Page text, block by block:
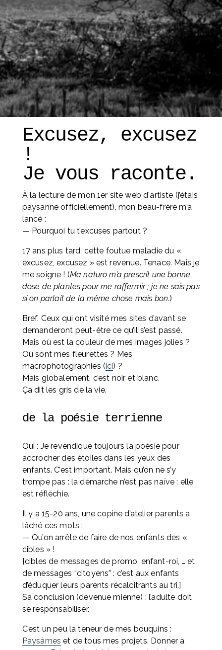
Excusez, excusez
!
À la lecture de mon 1er site web d'artiste (j’étais
paysanne officiellement), mon beau-frère m’a
lancé :
— Pourquoi tu t’excuses partout ?
17 ans plus tard, cette foutue maladie du «
excusez, excusez » est revenue. Tenace. Mais je
me soigne ! (Ma naturo m’a prescrit une bonne
dose de plantes pour me raffermir ; je ne sais pas
si on parlait de la même chose mais bon.)
Bref. Ceux qui ont visité mes sites d’avant se
demanderont peut-être ce qu’il s’est passé.
Mais où est la couleur de mes images jolies ?
Où sont mes fleurettes ? Mes
macrophotographies (ici) ?
Mais globalement, c’est noir et blanc.
Ça dit les gris de la vie.
de la poésie terrienne
Oui : Je revendique toujours la poésie pour
accrocher des étoiles dans les yeux des
enfants. C’est important. Mais qu’on ne s’y
trompe pas : la démarche n’est pas naïve : elle
est réfléchie.
Il y a 15-20 ans, une copine d’atelier parents a
lâché ces mots :
— Qu’on arrête de faire de nos enfants des «
cibles » !
[cibles de messages de promo, enfant-roi, … et
de messages “citoyens” : c’est aux enfants
d’éduquer leurs parents récalcitrants au tri.]
Sa conclusion (devenue mienne) : l’adulte doit
se responsabiliser.
Paysâmes et de tous mes projets. Donner à